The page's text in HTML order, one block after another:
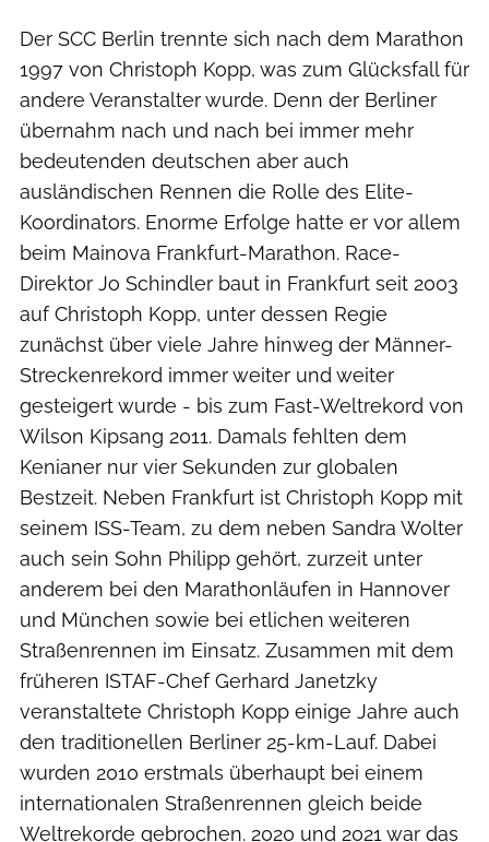
Der SCC Berlin trennte sich nach dem Marathon
1997 von Christoph Kopp, was zum Glücksfall für
andere Veranstalter wurde. Denn der Berliner
übernahm nach und nach bei immer mehr
bedeutenden deutschen aber auch
ausländischen Rennen die Rolle des Elite-
Koordinators. Enorme Erfolge hatte er vor allem
beim Mainova Frankfurt-Marathon. Race-
Direktor Jo Schindler baut in Frankfurt seit 2003
auf Christoph Kopp, unter dessen Regie
zunächst über viele Jahre hinweg der Männer-
Streckenrekord immer weiter und weiter
gesteigert wurde - bis zum Fast-Weltrekord von
Wilson Kipsang 2011. Damals fehlten dem
Kenianer nur vier Sekunden zur globalen
Bestzeit. Neben Frankfurt ist Christoph Kopp mit
seinem ISS-Team, zu dem neben Sandra Wolter
auch sein Sohn Philipp gehört, zurzeit unter
anderem bei den Marathonläufen in Hannover
und München sowie bei etlichen weiteren
Straßenrennen im Einsatz. Zusammen mit dem
früheren ISTAF-Chef Gerhard Janetzky
veranstaltete Christoph Kopp einige Jahre auch
den traditionellen Berliner 25-km-Lauf. Dabei
wurden 2010 erstmals überhaupt bei einem
internationalen Straßenrennen gleich beide
Weltrekorde gebrochen. 2020 und 2021 war das